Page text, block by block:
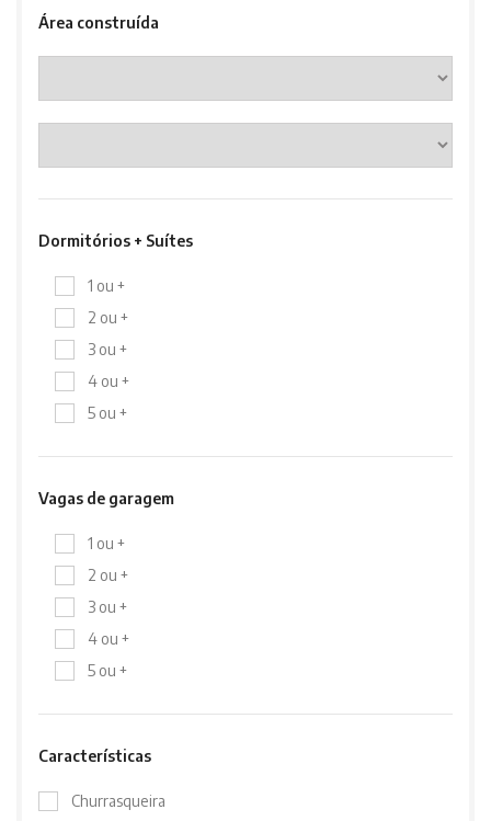
Área construída
Dormitórios + Suítes
1 ou +
2 ou +
3 ou +
4 ou +
5 ou +
Vagas de garagem
1 ou +
2 ou +
3 ou +
4 ou +
5 ou +
Características
Churrasqueira